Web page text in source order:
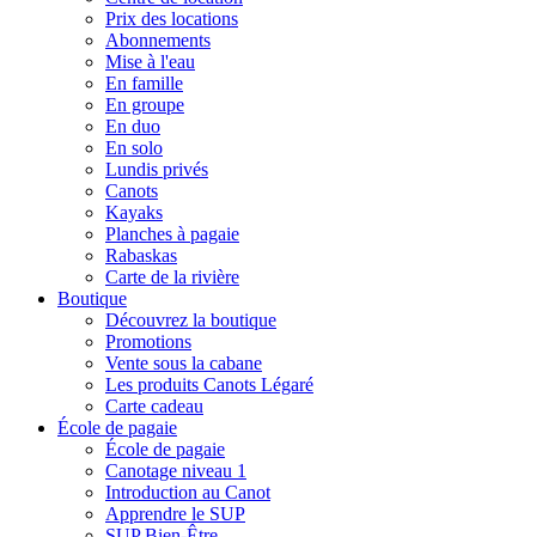
Prix des locations
Abonnements
Mise à l'eau
En famille
En groupe
En duo
En solo
Lundis privés
Canots
Kayaks
Planches à pagaie
Rabaskas
Carte de la rivière
Boutique
Découvrez la boutique
Promotions
Vente sous la cabane
Les produits Canots Légaré
Carte cadeau
École de pagaie
École de pagaie
Canotage niveau 1
Introduction au Canot
Apprendre le SUP